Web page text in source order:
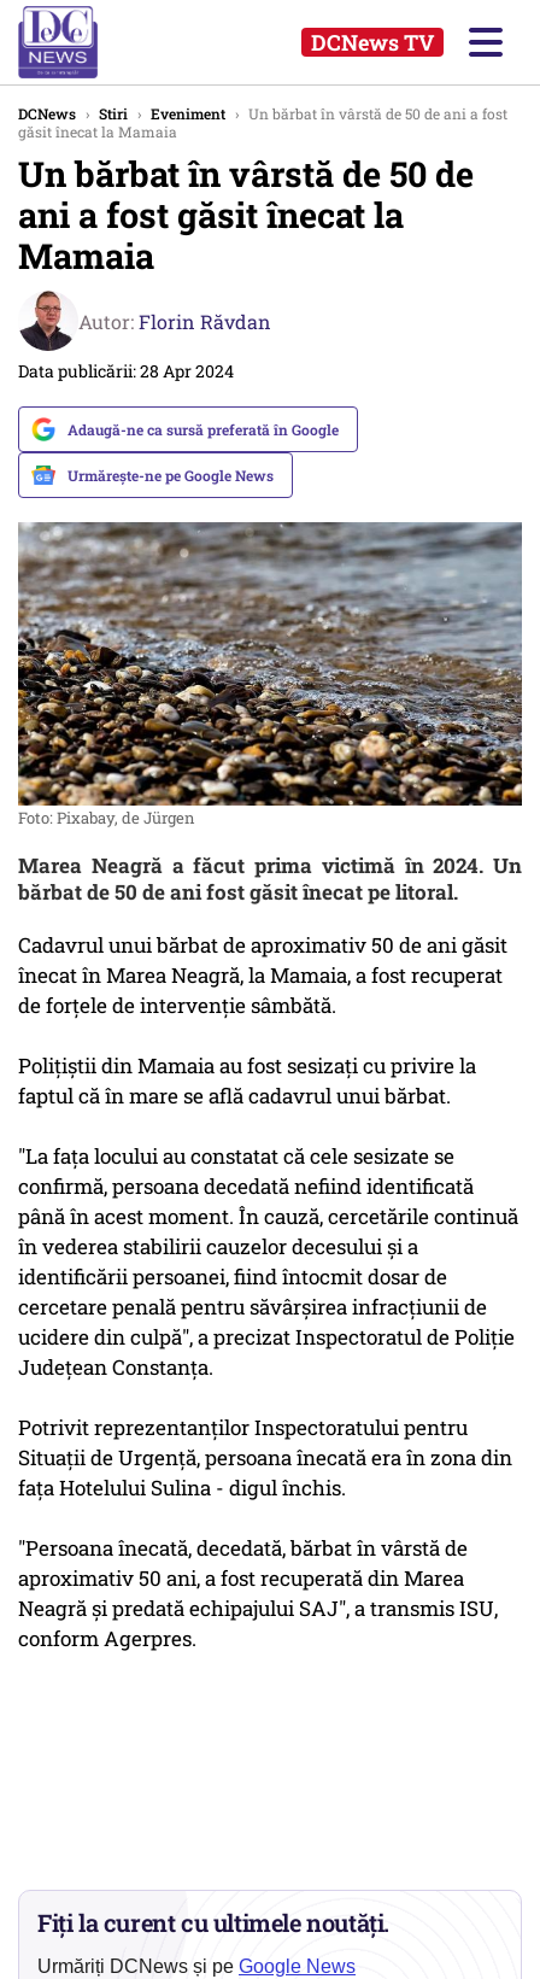
DCNews TV
DCNews › Stiri › Eveniment › Un bărbat în vârstă de 50 de ani a fost
găsit înecat la Mamaia
Un bărbat în vârstă de 50 de
ani a fost găsit înecat la
Mamaia
Autor:Florin Răvdan
Data publicării: 28 Apr 2024
Adaugă-ne ca sursă preferată în Google
Urmărește-ne pe Google News
Foto: Pixabay, de Jürgen
Marea Neagră a făcut prima victimă în 2024. Un
bărbat de 50 de ani fost găsit înecat pe litoral.
Cadavrul unui bărbat de aproximativ 50 de ani găsit
înecat în Marea Neagră, la Mamaia, a fost recuperat
de forţele de intervenţie sâmbătă.
Poliţiştii din Mamaia au fost sesizaţi cu privire la
faptul că în mare se află cadavrul unui bărbat.
"La faţa locului au constatat că cele sesizate se
confirmă, persoana decedată nefiind identificată
până în acest moment. În cauză, cercetările continuă
în vederea stabilirii cauzelor decesului şi a
identificării persoanei, fiind întocmit dosar de
cercetare penală pentru săvârşirea infracţiunii de
ucidere din culpă", a precizat Inspectoratul de Poliţie
Judeţean Constanţa.
Potrivit reprezentanţilor Inspectoratului pentru
Situaţii de Urgenţă, persoana înecată era în zona din
faţa Hotelului Sulina - digul închis.
"Persoana înecată, decedată, bărbat în vârstă de
aproximativ 50 ani, a fost recuperată din Marea
Neagră şi predată echipajului SAJ", a transmis ISU,
conform Agerpres.
Fiți la curent cu ultimele noutăți.
Urmăriți DCNews și pe Google News